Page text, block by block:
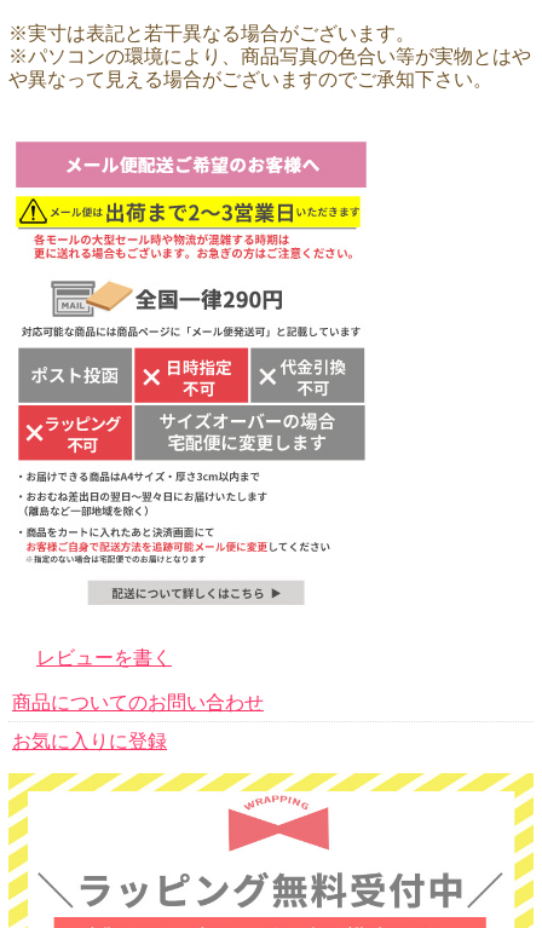
※実寸は表記と若干異なる場合がございます。
※パソコンの環境により、商品写真の色合い等が実物とはや
や異なって見える場合がございますのでご承知下さい。
レビューを書く
商品についてのお問い合わせ
お気に入りに登録